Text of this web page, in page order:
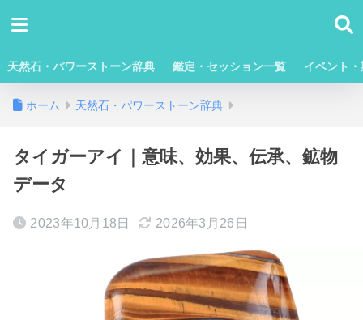
天然石・パワーストーン辞典 鑑定・セッション一覧 イベント
ホーム 天然石・パワーストーン辞典
タイガーアイ｜意味、効果、伝承、鉱物
データ
2023年10月18日 2026年3月26日